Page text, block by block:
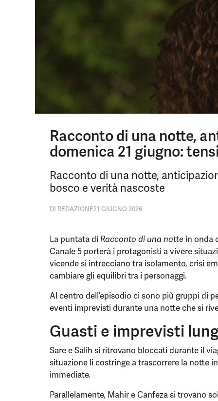
Racconto di una notte,
domenica 21 giugno:
Racconto di una notte,
bosco e verità nascoste
DI REDAZIONE21 GIUGNO 2026
La puntata di Racconto di una notte in onda
Canale 5 porterà i protagonisti a vivere
vicende si intrecciano tra isolamento, crisi
cambiare gli equilibri tra i personaggi.
Al centro dell’episodio ci sono più gruppi di
eventi imprevisti durante una notte che si
Guasti e imprevisti
Sare e Salih si ritrovano bloccati durante il
situazione li costringe a trascorrere la notte
immediate.
Parallelamente, Mahir e Canfeza si trovano